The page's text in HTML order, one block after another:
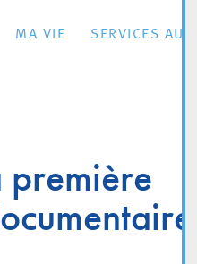
MA VIE SERVICES AU
première